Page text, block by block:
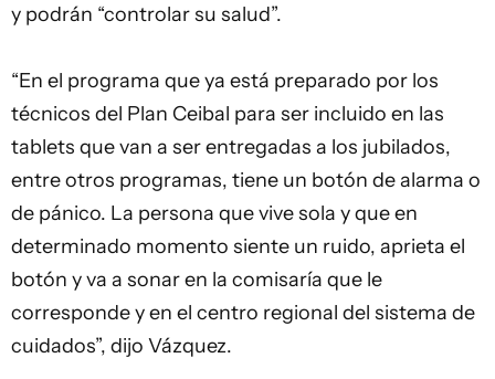
y podrán “controlar su salud”.
“En el programa que ya está preparado por los
técnicos del Plan Ceibal para ser incluido en las
tablets que van a ser entregadas a los jubilados,
entre otros programas, tiene un botón de alarma o
de pánico. La persona que vive sola y que en
determinado momento siente un ruido, aprieta el
botón y va a sonar en la comisaría que le
corresponde y en el centro regional del sistema de
cuidados”, dijo Vázquez.